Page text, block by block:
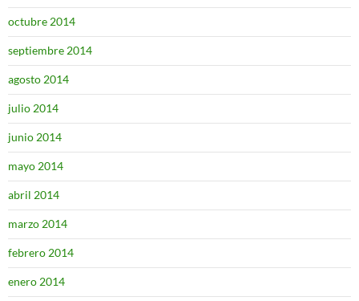
octubre 2014
septiembre 2014
agosto 2014
julio 2014
junio 2014
mayo 2014
abril 2014
marzo 2014
febrero 2014
enero 2014